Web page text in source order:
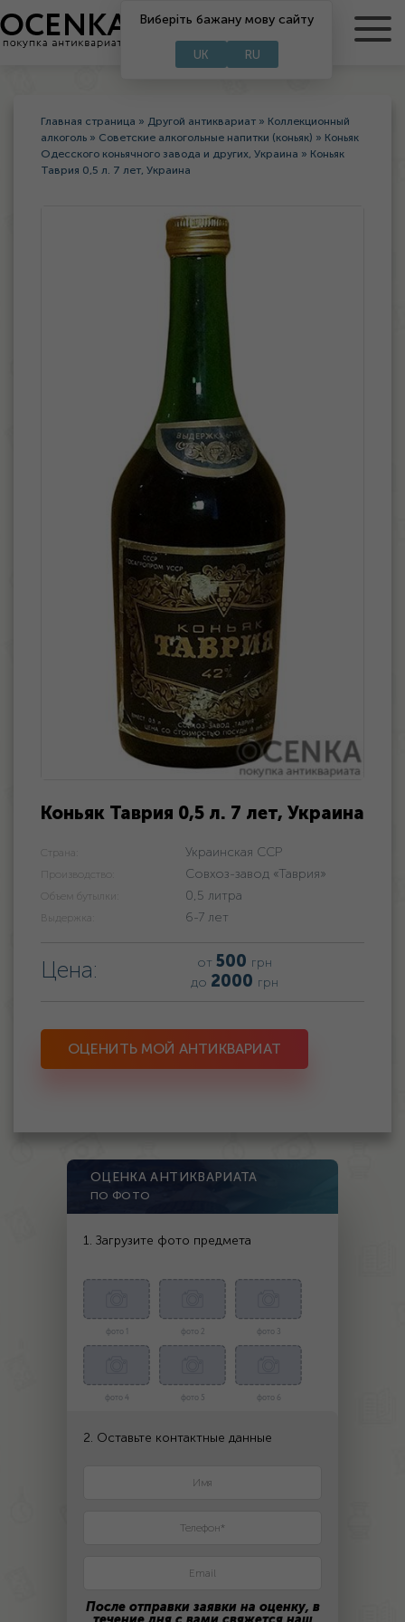
RU
Виберіть бажану мову сайту
UK RU
Главная страница » Другой антиквариат » Коллекционный
алкоголь » Советские алкогольные напитки (коньяк) » Коньяк
Одесского коньячного завода и других, Украина » Коньяк
Таврия 0,5 л. 7 лет, Украина
Коньяк Таврия 0,5 л. 7 лет, Украина
Страна: Украинская ССР
Производство: Совхоз-завод «Таврия»
Объем бутылки: 0,5 литра
Выдержка: 6-7 лет
Цена: от 500 грн
до 2000 грн
ОЦЕНИТЬ МОЙ АНТИКВАРИАТ
ОЦЕНКА АНТИКВАРИАТА
ПО ФОТО
1. Загрузите фото предмета
фото 1 фото 2 фото 3
фото 4 фото 5 фото 6
2. Оставьте контактные данные
После отправки заявки на оценку, в